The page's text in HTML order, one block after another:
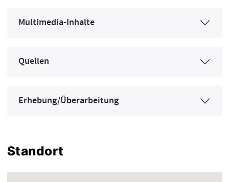
Multimedia-Inhalte
Quellen
Erhebung/Überarbeitung
Standort